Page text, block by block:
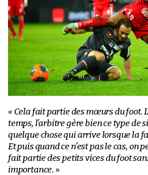
« Cela fait partie des mœurs du foot.
temps, l’arbitre gère bien ce type de
quelque chose qui arrive lorsque la
Et puis quand ce n’est pas le cas, on
fait partie des petits vices du foot
importance. »